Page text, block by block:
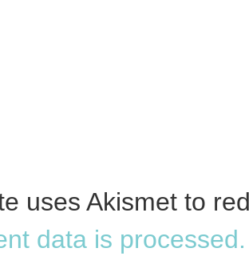
uses Akismet to
data is processed.